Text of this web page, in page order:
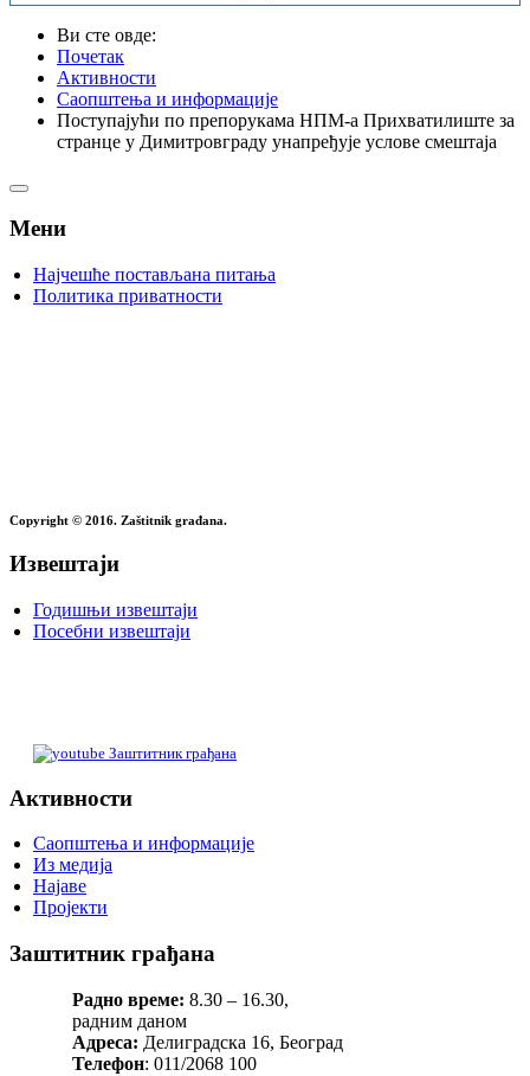
Ви сте овде:
Почетак
Активности
Саопштења и информације
Поступајући по препорукама НПМ-а Прихватилиште за
странце у Димитровграду унапређује услове смештаја
Мени
Најчешће постављана питања
Политика приватности
Copyright © 2016. Zaštitnik građana.
Извештаји
Годишњи извештаји
Посебни извештаји
Заштитник грађана
Активности
Саопштења и информације
Из медија
Најаве
Пројекти
Заштитник грађана
Радно време: 8.30 – 16.30,
радним даном
Адреса: Делиградска 16, Београд
Телефон: 011/2068 100